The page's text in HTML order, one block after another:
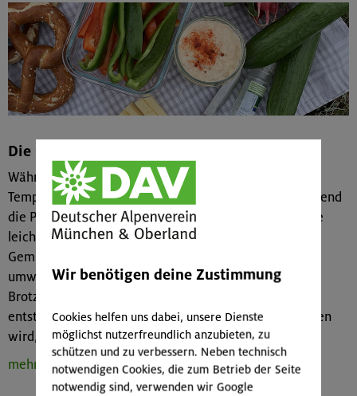
Die Gurke ist der Sieger
Während fettreiche Speisen besonders bei heißen
Temperaturen schwer im Magen liegen und entsprechend
die Power für den Abstieg stehlen, empfehlen wir eine
leichte Stärkung auf Tour wie z. B. viel wasserhaltiges
Gemüse, Obst oder Riegel. Die Brotzeit sollte
umweltfreundlich inBienenwachstüchernoder der
Brotzeitdose transportiert werden, so dass kein Müll
entsteht. Generell gilt: Alles, was auf den Berg getragen
wird, nimmt man auch wieder mit nach unten!
mehr zur Verpflegung auf Tour
Wir benötigen deine Zustimmung
Cookies helfen uns dabei, unsere Dienste
möglichst nutzerfreundlich anzubieten, zu
schützen und zu verbessern. Neben technisch
notwendigen Cookies, die zum Betrieb der Seite
notwendig sind, verwenden wir Google